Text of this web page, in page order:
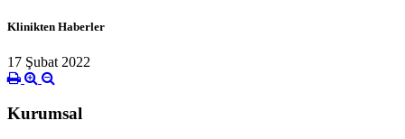
Klinikten Haberler
17 Şubat 2022
Kurumsal